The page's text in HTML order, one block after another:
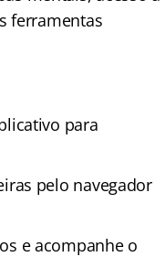
ferramentas
para
pelo navegador
e acompanhe o